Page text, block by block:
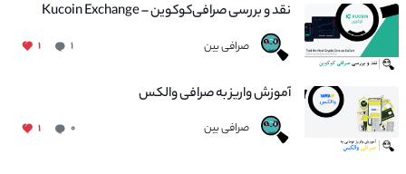
نقد و بررسی صرافی‌کوکوین – Kucoin Exchange
صرافی بین ۱ ۱
آموزش واریز به صرافی والکس
صرافی بین ۰ ۱